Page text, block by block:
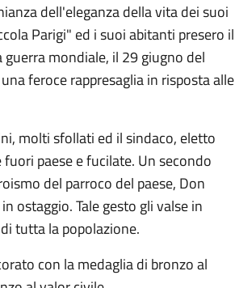
dell'eleganza della vita dei suoi
Parigi" ed i suoi abitanti presero il
mondiale, il 29 giugno del
feroce rappresaglia in risposta alle
molti sfollati ed il sindaco, eletto
paese e fucilate. Un secondo
del parroco del paese, Don
ostaggio. Tale gesto gli valse in
tutta la popolazione.
con la medaglia di bronzo al